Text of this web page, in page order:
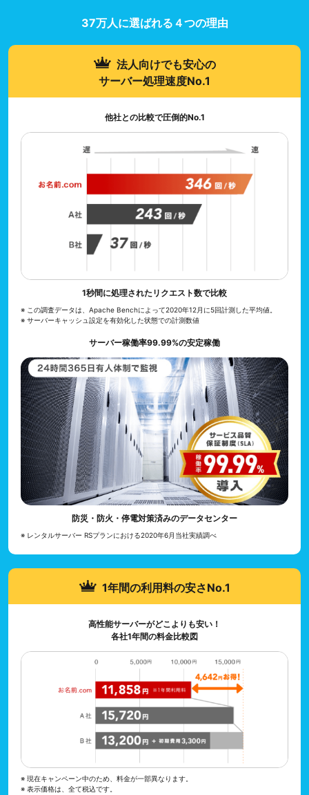
37万人に選ばれる４つの理由
法人向けでも安心の
サーバー処理速度No.1
他社との比較で圧倒的No.1
1秒間に処理されたリクエスト数で比較
※ この調査データは、Apache Benchによって2020年12月に5回計測した平均値。
※ サーバーキャッシュ設定を有効化した状態での計測数値
サーバー稼働率99.99%の安定稼働
防災・防火・停電対策済みのデータセンター
※ レンタルサーバー RSプランにおける2020年6月当社実績調べ
1年間の利用料の安さNo.1
高性能サーバーがどこよりも安い！
各社1年間の料金比較図
※ 現在キャンペーン中のため、料金が一部異なります。
※ 表示価格は、全て税込です。